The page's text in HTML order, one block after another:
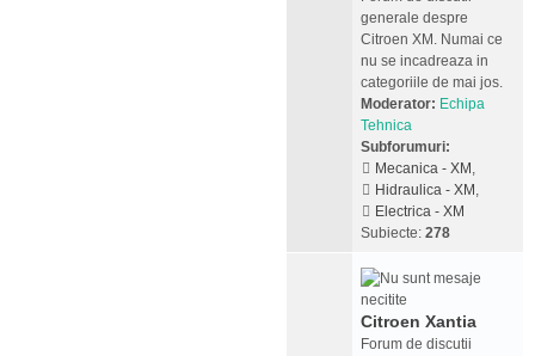
generale despre
Citroen XM. Numai ce
nu se incadreaza in
categoriile de mai jos.
Moderator: Echipa
Tehnica
Subforumuri:
Mecanica - XM ,
Hidraulica - XM ,
Electrica - XM
Subiecte: 278
Citroen Xantia
Forum de discutii